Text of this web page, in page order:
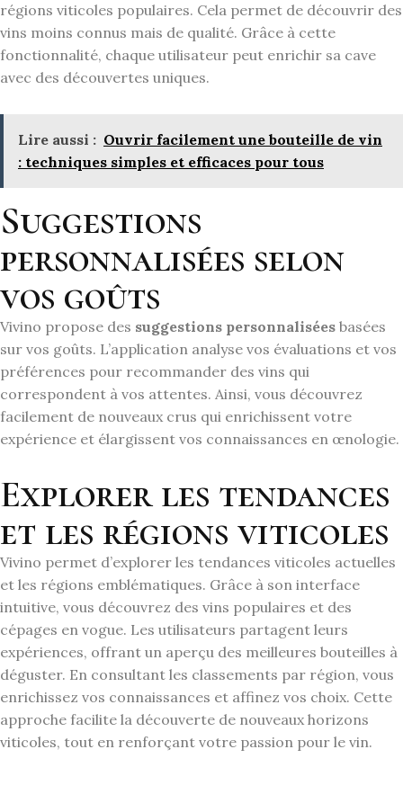
régions viticoles populaires. Cela permet de découvrir des
vins moins connus mais de qualité. Grâce à cette
fonctionnalité, chaque utilisateur peut enrichir sa cave
avec des découvertes uniques.
Lire aussi : Ouvrir facilement une bouteille de vin
: techniques simples et efficaces pour tous
Suggestions
personnalisées selon
vos goûts
Vivino propose des suggestions personnalisées basées
sur vos goûts. L’application analyse vos évaluations et vos
préférences pour recommander des vins qui
correspondent à vos attentes. Ainsi, vous découvrez
facilement de nouveaux crus qui enrichissent votre
expérience et élargissent vos connaissances en œnologie.
Explorer les tendances
et les régions viticoles
Vivino permet d’explorer les tendances viticoles actuelles
et les régions emblématiques. Grâce à son interface
intuitive, vous découvrez des vins populaires et des
cépages en vogue. Les utilisateurs partagent leurs
expériences, offrant un aperçu des meilleures bouteilles à
déguster. En consultant les classements par région, vous
enrichissez vos connaissances et affinez vos choix. Cette
approche facilite la découverte de nouveaux horizons
viticoles, tout en renforçant votre passion pour le vin.